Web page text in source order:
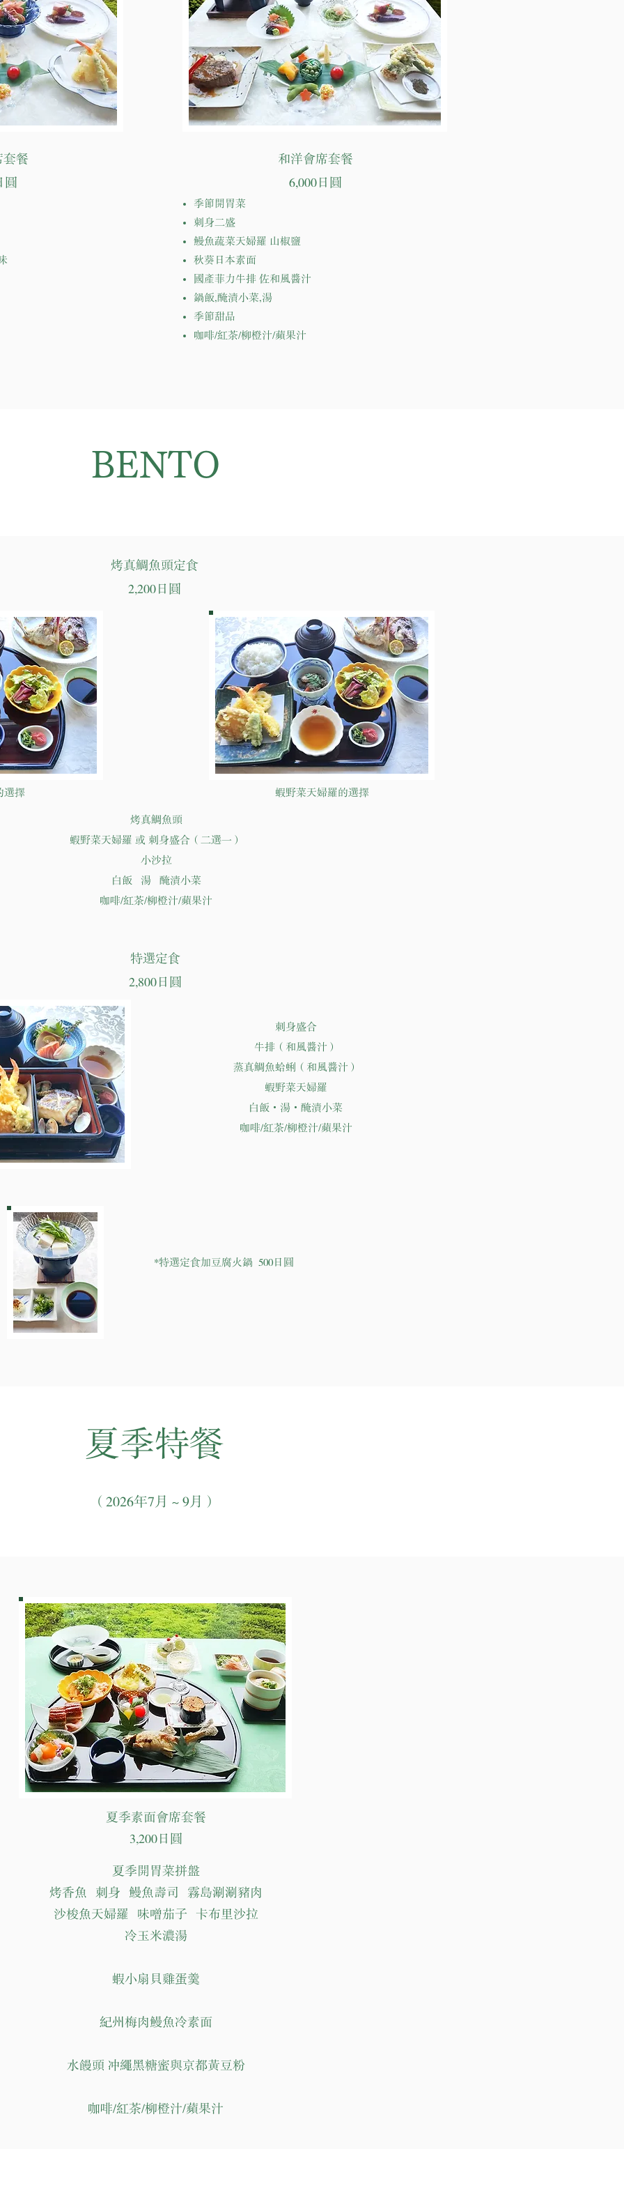
套餐
圓
和洋會席套餐
6,000日圓
季節開胃菜
刺身二盛
鰻魚蔬菜天婦羅 山椒鹽
秋葵日本素面
國產菲力牛排 佐和風醬汁
鍋飯,醃漬小菜,湯
季節甜品
咖啡/紅茶/柳橙汁/蘋果汁
BENTO
烤真鯛魚頭定食
2,200日圓
選擇 蝦野菜天婦羅的選擇
烤真鯛魚頭
蝦野菜天婦羅 或 刺身盛合（二選一）
小沙拉
白飯 湯 醃漬小菜
咖啡/紅茶/柳橙汁/蘋果汁
特選定食
2,800日圓
刺身盛合
牛排（和風醬汁）
蒸真鯛魚蛤蜊（和風醬汁）
蝦野菜天婦羅
白飯・湯・醃漬小菜
咖啡/紅茶/柳橙汁/蘋果汁
*特選定食加豆腐火鍋 500日圓
夏季特餐
（2026年7月～9月）
夏季素面會席套餐
3,200日圓
夏季開胃菜拼盤
烤香魚 刺身 鰻魚壽司 霧島涮涮豬肉
沙梭魚天婦羅 味噌茄子 卡布里沙拉
冷玉米濃湯
蝦小扇貝雞蛋羹
紀州梅肉鰻魚冷素面
水饅頭 冲繩黑糖蜜與京都黃豆粉
咖啡/紅茶/柳橙汁/蘋果汁